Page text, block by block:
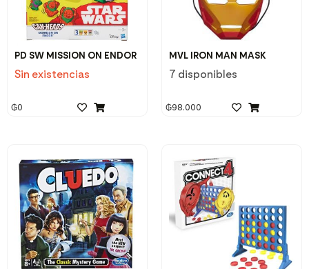
PD SW MISSION ON ENDOR
Sin existencias
₲0
MVL IRON MAN MASK
7 disponibles
₲98.000